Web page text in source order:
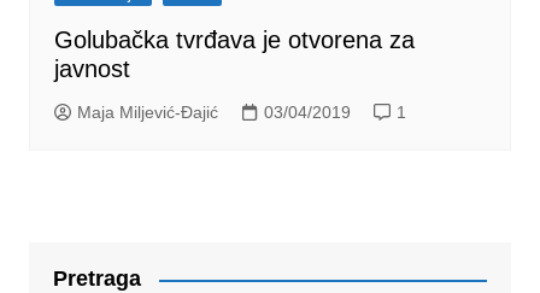
Golubačka tvrđava je otvorena za
javnost
Maja Miljević-Đajić 03/04/2019 1
Pretraga